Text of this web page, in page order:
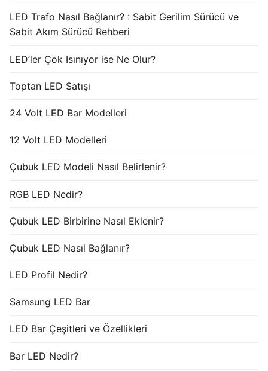
LED Trafo Nasıl Bağlanır? : Sabit Gerilim Sürücü ve
Sabit Akım Sürücü Rehberi
LED’ler Çok Isınıyor ise Ne Olur?
Toptan LED Satışı
24 Volt LED Bar Modelleri
12 Volt LED Modelleri
Çubuk LED Modeli Nasıl Belirlenir?
RGB LED Nedir?
Çubuk LED Birbirine Nasıl Eklenir?
Çubuk LED Nasıl Bağlanır?
LED Profil Nedir?
Samsung LED Bar
LED Bar Çeşitleri ve Özellikleri
Bar LED Nedir?